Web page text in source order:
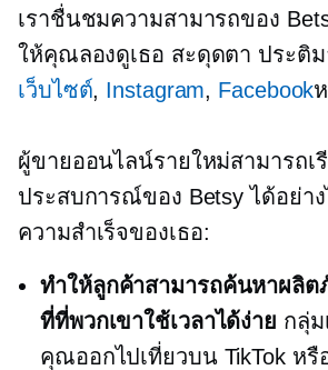
เราชื่นชมความสามารถของ
ให้คุณลองดูเธอ สะดุดตา ประติ
เว็บไซต์, Instagram, Facebook
ผู้ขายออนไลน์รายใหม่สามารถเ
ประสบการณ์ของ Betsy ได้อย่า
ความสำเร็จของเธอ:
ทำให้ลูกค้าสามารถค้นหาผ
ที่ที่พวกเขาใช้เวลาได้ง่าย กลุ่ม
คุณออกไปเที่ยวบน TikTok หรื